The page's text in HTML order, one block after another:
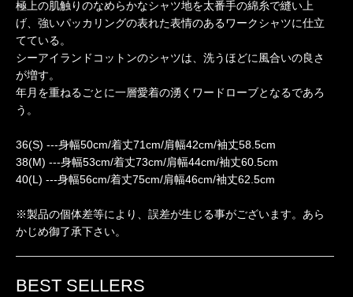
極上の肌触りのなめらかなシャツ地を太番手の綿糸で縫い上
げ、強いパッカリングの表れた表情のあるワークシャツに仕立
てている。
シーアイランドコットンのシャツは、洗うほどに風合いの良さ
が増す。
年月を重ねるごとに一層愛着の湧くワードローブとなるであろ
う。
36(S) ---身幅50cm/着丈71cm/肩幅42cm/袖丈58.5cm
38(M) ---身幅53cm/着丈73cm/肩幅44cm/袖丈60.5cm
40(L) ---身幅56cm/着丈75cm/肩幅46cm/袖丈62.5cm
※製品の個体差等により、誤差が生じる事がございます。あら
かじめ御了承下さい。
BEST SELLERS